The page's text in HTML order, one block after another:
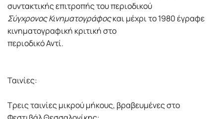
συντακτικής επιτροπής του περιοδικού
Σύγχρονος Κινηματογράφοςκαι μέχρι το 1980 έγραφε
κινηματογραφική κριτική στο
περιοδικό Αντί.
Ταινίες:
Τρεις ταινίες μικρού μήκους, βραβευμένες στο